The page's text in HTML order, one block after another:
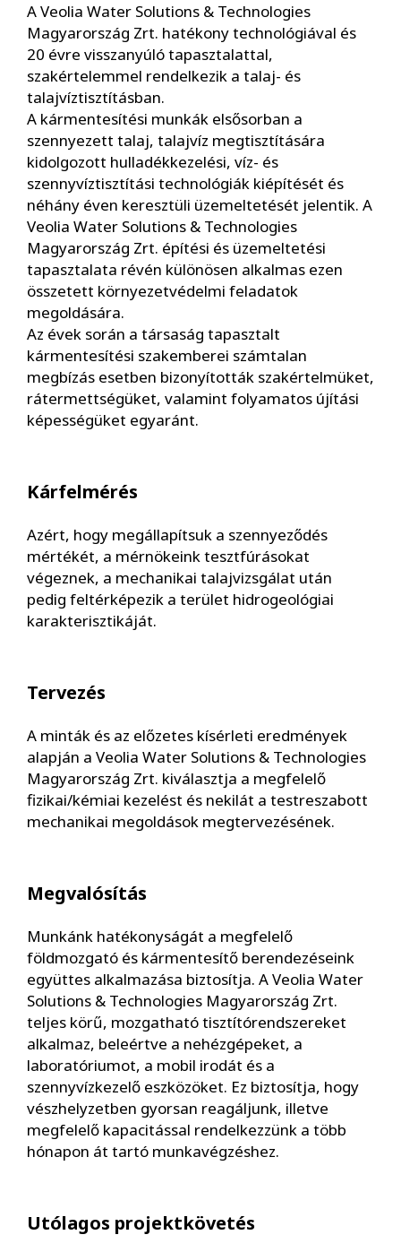
A Veolia Water Solutions & Technologies
Magyarország Zrt. hatékony technológiával és
20 évre visszanyúló tapasztalattal,
szakértelemmel rendelkezik a talaj- és
talajvíztisztításban.
A kármentesítési munkák elsősorban a
szennyezett talaj, talajvíz megtisztítására
kidolgozott hulladékkezelési, víz- és
szennyvíztisztítási technológiák kiépítését és
néhány éven keresztüli üzemeltetését jelentik. A
Veolia Water Solutions & Technologies
Magyarország Zrt. építési és üzemeltetési
tapasztalata révén különösen alkalmas ezen
összetett környezetvédelmi feladatok
megoldására.
Az évek során a társaság tapasztalt
kármentesítési szakemberei számtalan
megbízás esetben bizonyították szakértelmüket,
rátermettségüket, valamint folyamatos újítási
képességüket egyaránt.
Kárfelmérés
Azért, hogy megállapítsuk a szennyeződés
mértékét, a mérnökeink tesztfúrásokat
végeznek, a mechanikai talajvizsgálat után
pedig feltérképezik a terület hidrogeológiai
karakterisztikáját.
Tervezés
A minták és az előzetes kísérleti eredmények
alapján a Veolia Water Solutions & Technologies
Magyarország Zrt. kiválasztja a megfelelő
fizikai/kémiai kezelést és nekilát a testreszabott
mechanikai megoldások megtervezésének.
Megvalósítás
Munkánk hatékonyságát a megfelelő
földmozgató és kármentesítő berendezéseink
együttes alkalmazása biztosítja. A Veolia Water
Solutions & Technologies Magyarország Zrt.
teljes körű, mozgatható tisztítórendszereket
alkalmaz, beleértve a nehézgépeket, a
laboratóriumot, a mobil irodát és a
szennyvízkezelő eszközöket. Ez biztosítja, hogy
vészhelyzetben gyorsan reagáljunk, illetve
megfelelő kapacitással rendelkezzünk a több
hónapon át tartó munkavégzéshez.
Utólagos projektkövetés